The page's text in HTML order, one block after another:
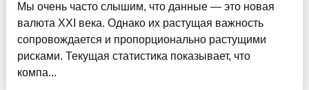
Мы очень часто слышим, что данные — это новая
валюта XXI века. Однако их растущая важность
сопровождается и пропорционально растущими
рисками. Текущая статистика показывает, что
компа...